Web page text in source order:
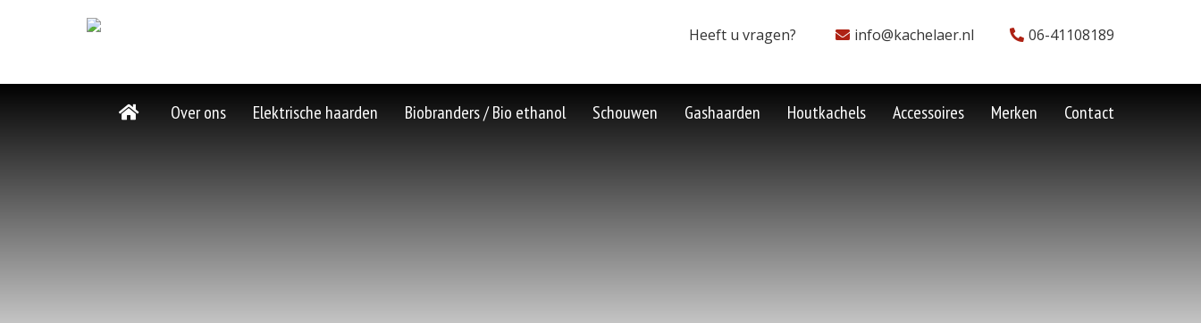
Heeft u vragen? info@kachelaer.nl 06-41108189
Over ons Elektrische haarden Biobranders / Bio ethanol Schouwen Gashaarden Houtkachels Accessoires Merken Contact